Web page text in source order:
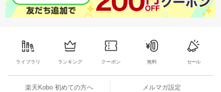
ライブラリ ランキング クーポン 無料 セール
楽天Kobo 初めての方へ メルマガ設定